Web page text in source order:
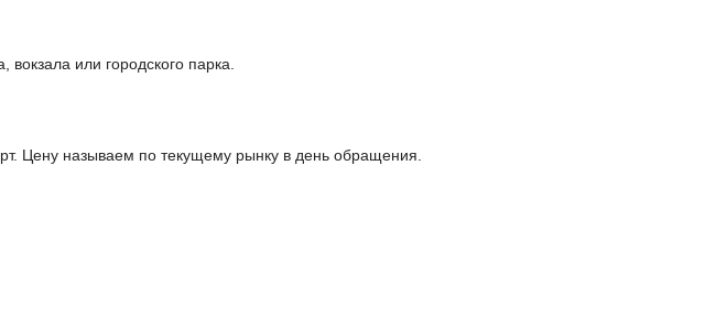
или городского парка.
Цену называем по текущему рынку в день обращения.